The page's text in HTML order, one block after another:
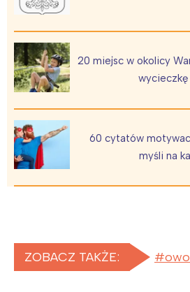
20 miejsc w okolicy
60 cytatów
myśli na
ZOBACZ TAKŻE: